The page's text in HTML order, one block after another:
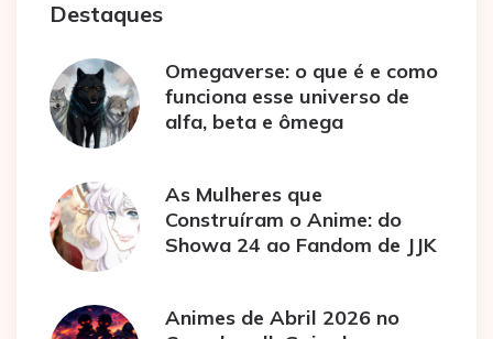
Destaques
Omegaverse: o que é e como
funciona esse universo de
alfa, beta e ômega
As Mulheres que
Construíram o Anime: do
Showa 24 ao Fandom de JJK
Animes de Abril 2026 no